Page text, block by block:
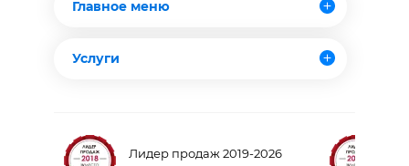
Главное меню
Услуги
Лидер продаж 2019-2026